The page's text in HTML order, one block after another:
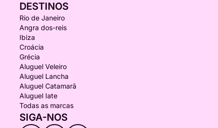
DESTINOS
Rio de Janeiro
Angra dos-reis
Ibiza
Croácia
Grécia
Aluguel Veleiro
Aluguel Lancha
Aluguel Catamarã
Aluguel Iate
Todas as marcas
SIGA-NOS